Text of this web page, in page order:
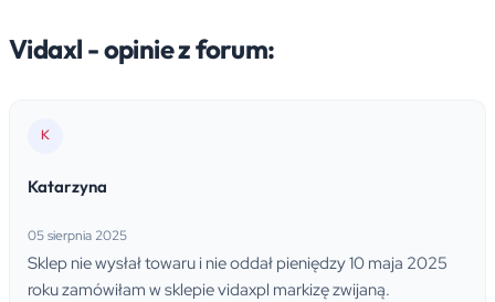
Vidaxl - opinie z forum:
K
Katarzyna
05 sierpnia 2025
Sklep nie wysłał towaru i nie oddał pieniędzy 10 maja 2025
roku zamówiłam w sklepie vidaxpl markizę zwijaną.